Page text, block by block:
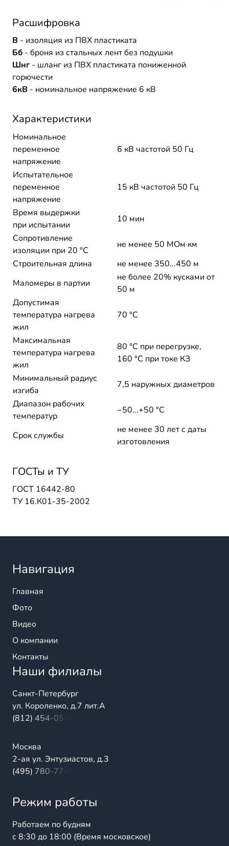
Расшифровка
В - изоляция из ПВХ пластиката
Бб - броня из стальных лент без подушки
Шнг - шланг из ПВХ пластиката пониженной
горючести
6кВ - номинальное напряжение 6 кВ
Характеристики
Номинальное
переменное
напряжение
6 кВ частотой 50 Гц
Испытательное
переменное
напряжение
15 кВ частотой 50 Гц
Время выдержки
при испытании
10 мин
Сопротивление
изоляции при 20 °С
не менее 50 МОм·км
Строительная длина
не менее 350...450 м
Маломеры в партии
не более 20% кусками от
50 м
Допустимая
температура нагрева
жил
70 °C
Максимальная
температура нагрева
жил
80 °C при перегрузке,
160 °C при токе КЗ
Минимальный радиус
изгиба
7,5 наружных диаметров
Диапазон рабочих
температур
−50...+50 °C
Срок службы
не менее 30 лет с даты
изготовления
ГОСТы и ТУ
ГОСТ 16442-80
ТУ 16.К01-35-2002
Навигация
Главная
Фото
Видео
О компании
Контакты
Наши филиалы
Санкт-Петербург
ул. Короленко, д.7 лит.А
(812) 454-05-54
Москва
2-ая ул. Энтузиастов, д.3
(495) 780-77-98
Режим работы
Работаем по будням
с 8:30 до 18:00 (Время московское)